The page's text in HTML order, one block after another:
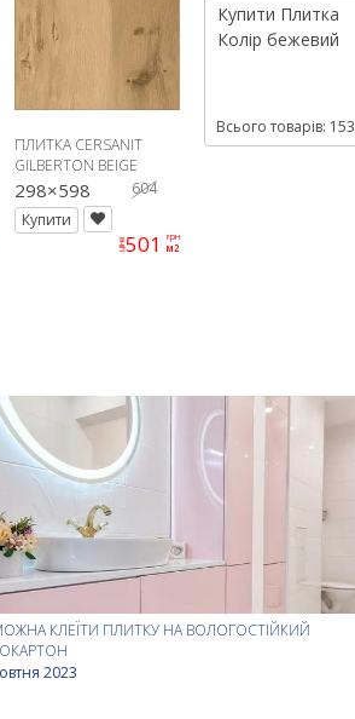
ПЛИТКА CERSANIT
GILBERTON BEIGE
29,8X59,8
298×598
604
Купити
ціна501 грн
м2
Купити Плитка
Колір бежевий
Всього товарів: 153
КЛЕЇТИ ПЛИТКУ НА ВОЛОГОСТІЙКИЙ
2023